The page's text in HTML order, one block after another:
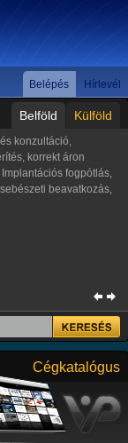
Hírlevél
Belépés
Külföld
Belföld
konzultáció,
korrekt áron
fogpótlás,
beavatkozás,
várunk
utca 10 szám alól
a következő hetekben -
sóder, homokat,
– azonnali...
Cégkatalógus